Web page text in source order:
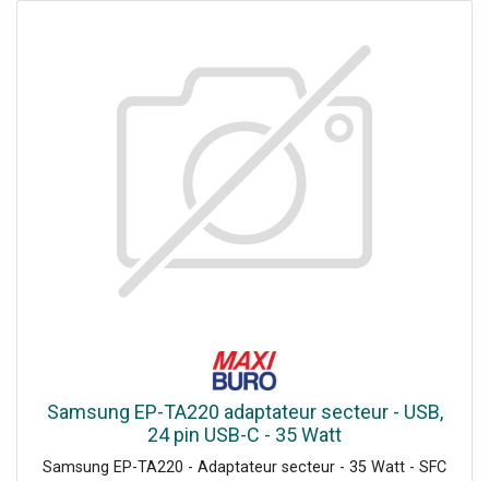
Samsung EP-TA220 adaptateur secteur - USB,
24 pin USB-C - 35 Watt
Samsung EP-TA220 - Adaptateur secteur - 35 Watt - SFC